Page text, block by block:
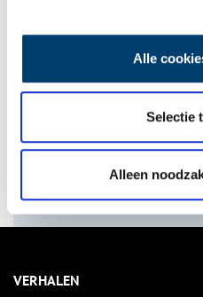
Alle
Selectie
Alleen
Bekijk kalender
Delen
VERHALEN